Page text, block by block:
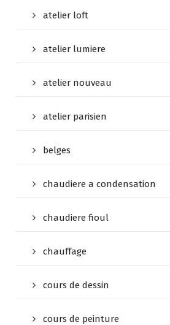
atelier loft
atelier lumiere
atelier nouveau
atelier parisien
belges
chaudiere a condensation
chaudiere fioul
chauffage
cours de dessin
cours de peinture